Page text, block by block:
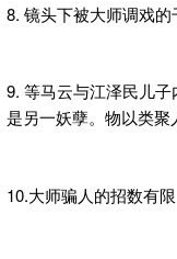
8. 镜头下被大师调戏的
9. 等马云与江泽民儿
是另一妖孽。物以类聚
10.大师骗人的招数有